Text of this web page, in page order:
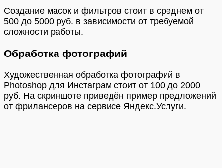
Создание масок и фильтров стоит в среднем от
500 до 5000 руб. в зависимости от требуемой
сложности работы.
Обработка фотографий
Художественная обработка фотографий в
Photoshop для Инстаграм стоит от 100 до 2000
руб. На скриншоте приведён пример предложений
от фрилансеров на сервисе Яндекс.Услуги.